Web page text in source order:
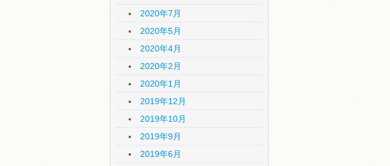
2020年7月
2020年5月
2020年4月
2020年2月
2020年1月
2019年12月
2019年10月
2019年9月
2019年6月